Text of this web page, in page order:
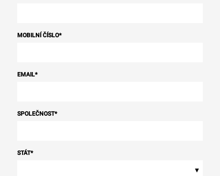
MOBILNÍ ČÍSLO*
EMAIL*
SPOLEČNOST*
STÁT*
▾